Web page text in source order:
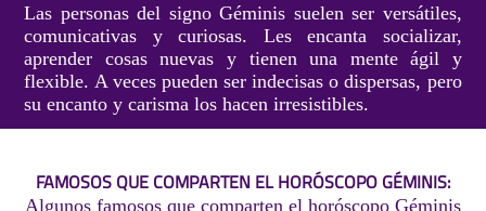
Las personas del signo Géminis suelen ser versátiles,
comunicativas y curiosas. Les encanta socializar,
aprender cosas nuevas y tienen una mente ágil y
flexible. A veces pueden ser indecisas o dispersas, pero
su encanto y carisma los hacen irresistibles.
FAMOSOS QUE COMPARTEN EL HORÓSCOPO GÉMINIS:
Algunos famosos que comparten el horóscopo Géminis